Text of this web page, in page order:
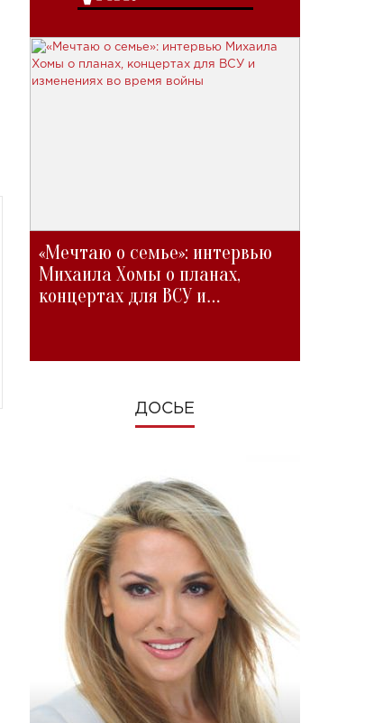
«Мечтаю о семье»: интервью
Михаила Хомы о планах,
концертах для ВСУ и
ДОСЬЕ